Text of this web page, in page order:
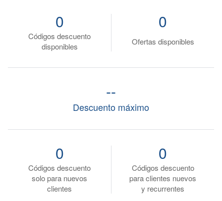
Códigos descuento
disponibles
0
Ofertas disponibles
0
Descuento máximo
--
Códigos descuento
solo para nuevos
clientes
0
Códigos descuento
para clientes nuevos
y recurrentes
0